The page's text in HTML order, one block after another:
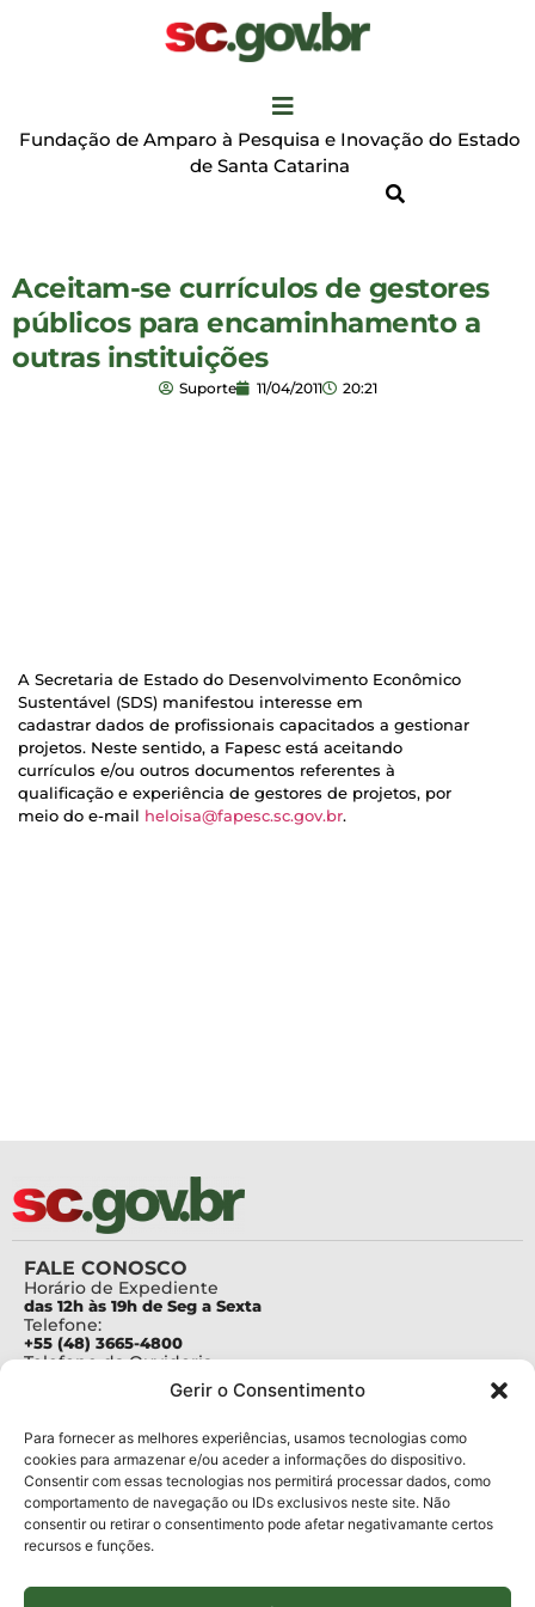
Gerir o Consentimento
Para fornecer as melhores experiências, usamos tecnologias como
cookies para armazenar e/ou aceder a informações do dispositivo.
Consentir com essas tecnologias nos permitirá processar dados, como
comportamento de navegação ou IDs exclusivos neste site. Não
consentir ou retirar o consentimento pode afetar negativamante certos
recursos e funções.
Fundação de Amparo à Pesquisa e Inovação do Estado
de Santa Catarina
Aceitam-se currículos de gestores
públicos para encaminhamento a
outras instituições
Suporte 11/04/2011 20:21
A Secretaria de Estado do Desenvolvimento Econômico
Sustentável (SDS) manifestou interesse em
cadastrar dados de profissionais capacitados a gestionar
projetos. Neste sentido, a Fapesc está aceitando
currículos e/ou outros documentos referentes à
qualificação e experiência de gestores de projetos, por
meio do e-mail heloisa@fapesc.sc.gov.br.
FALE CONOSCO
Horário de Expediente
das 12h às 19h de Seg a Sexta
Telefone:
+55 (48) 3665-4800
Telefone da Ouvidoria
Para assuntos relacionados à Pesquisa
pesquisa@fapesc.sc.gov.br
Para assuntos relacionados à Inovação
inovacao@fapesc.sc.gov.br
Para assuntos relacionados à Bolsas
bolsas@fapesc.sc.gov.br
Para assuntos relacionados à Prestação de Contas
Para assuntos relacionados à Plataforma